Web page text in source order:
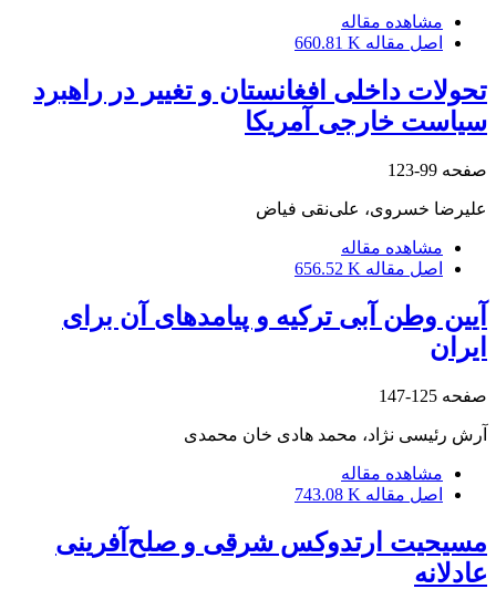
مشاهده مقاله
اصل مقاله 660.81 K
تحولات داخلی افغانستان و تغییر در راهبرد
سیاست خارجی آمریکا
صفحه 99-123
علیرضا خسروی، علی‌نقی فیاض
مشاهده مقاله
اصل مقاله 656.52 K
آیین وطن آبی ترکیه و پیامدهای آن برای
ایران
صفحه 125-147
آرش رئیسی نژاد، محمد هادی خان محمدی
مشاهده مقاله
اصل مقاله 743.08 K
مسیحیت ارتدوکس شرقی و صلح‌آفرینی
عادلانه